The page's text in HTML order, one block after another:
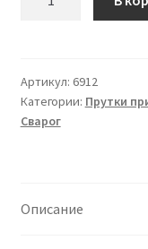
TIG
ER5356
(
=
Артикул: 6912
Категории: Прутки
Сварог
Описание